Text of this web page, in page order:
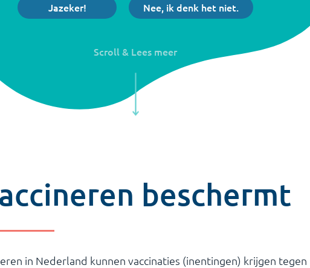
Jazeker! Nee, ik denk het niet.
Scroll & Lees meer
beschermt
in Nederland kunnen vaccinaties (inentingen) krijgen